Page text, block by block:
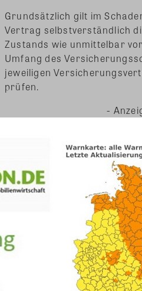
Grundsätzlich gilt im
Vertrag selbstverständlich
Zustands wie unmittelbar
Umfang des
jeweiligen
prüfen.
-